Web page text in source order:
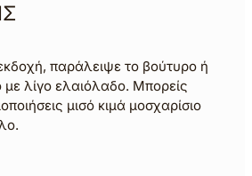
παράλειψε το βούτυρο ή
με λίγο ελαιόλαδο. Μπορείς
μισό κιμά μοσχαρίσιο